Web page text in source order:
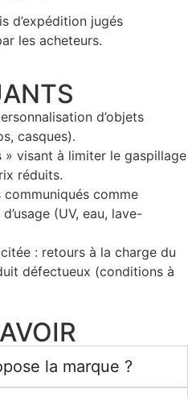
d’expédition jugés
les acheteurs.
d’objets
casques).
visant à limiter le gaspillage
réduits.
comme
(UV, eau, lave-
: retours à la charge du
défectueux (conditions à
la marque ?